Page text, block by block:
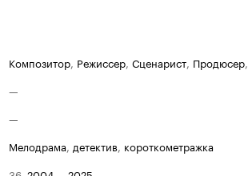
Композитор, Режиссер, Сценарист, Продюсер,
—
—
мелодрама, детектив, короткометражка